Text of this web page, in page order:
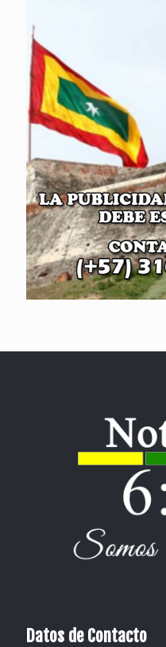
Datos de Contacto